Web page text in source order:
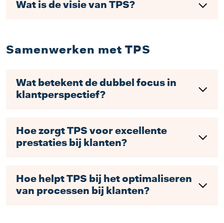
Wat is de visie van TPS?
Samenwerken met TPS
Wat betekent de dubbel focus in
klantperspectief?
Hoe zorgt TPS voor excellente
prestaties bij klanten?
Hoe helpt TPS bij het optimaliseren
van processen bij klanten?